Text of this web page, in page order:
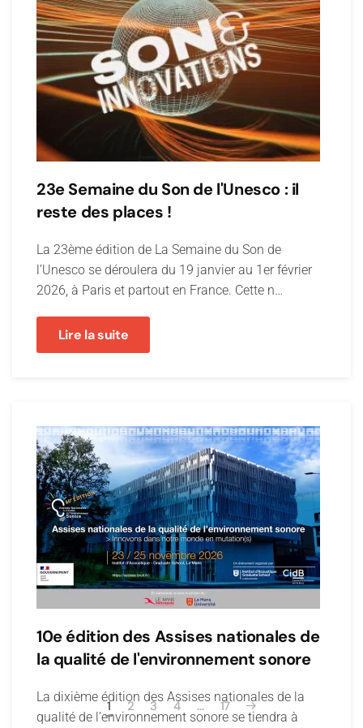
23e Semaine du Son de l'Unesco : il
reste des places !
La 23ème édition de La Semaine du Son de
l’Unesco se déroulera du 19 janvier au 1er février
2026, à Paris et partout en France. Cette n…
Lire la suite
10e édition des Assises nationales de
la qualité de l'environnement sonore
La dixième édition des Assises nationales de la
qualité de l’environnement sonore se tiendra à
1 2 3 4 … 17